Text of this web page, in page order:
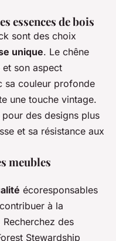
essences de bois
sont des choix
unique. Le chêne
son aspect
sa couleur profonde
une touche vintage.
des designs plus
et sa résistance aux
meubles
écoresponsables
à la
des
Stewardship